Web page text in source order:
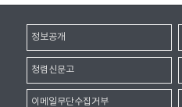
정보공개
청렴신문고
이메일무단수집거부